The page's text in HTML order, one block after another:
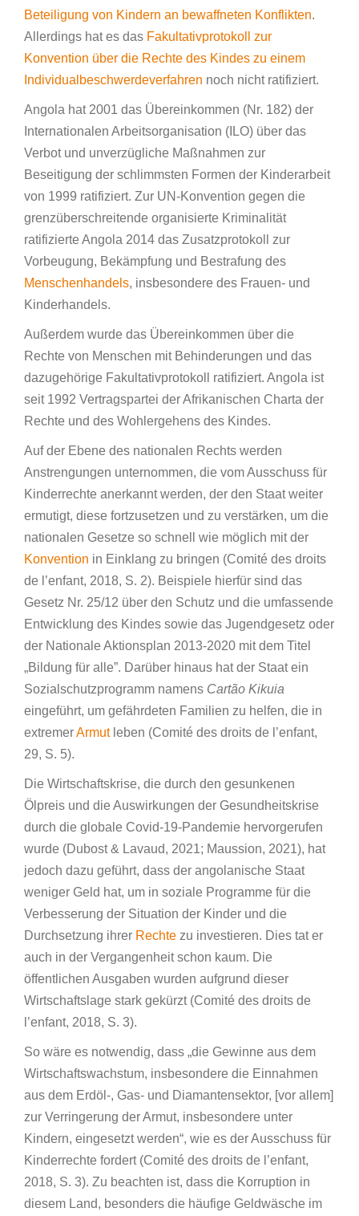
Beteiligung von Kindern an bewaffneten Konflikten.
Allerdings hat es das Fakultativprotokoll zur
Konvention über die Rechte des Kindes zu einem
Individualbeschwerdeverfahren noch nicht ratifiziert.
Angola hat 2001 das Übereinkommen (Nr. 182) der
Internationalen Arbeitsorganisation (ILO) über das
Verbot und unverzügliche Maßnahmen zur
Beseitigung der schlimmsten Formen der Kinderarbeit
von 1999 ratifiziert. Zur UN-Konvention gegen die
grenzüberschreitende organisierte Kriminalität
ratifizierte Angola 2014 das Zusatzprotokoll zur
Vorbeugung, Bekämpfung und Bestrafung des
Menschenhandels, insbesondere des Frauen- und
Kinderhandels.
Außerdem wurde das Übereinkommen über die
Rechte von Menschen mit Behinderungen und das
dazugehörige Fakultativprotokoll ratifiziert. Angola ist
seit 1992 Vertragspartei der Afrikanischen Charta der
Rechte und des Wohlergehens des Kindes.
Auf der Ebene des nationalen Rechts werden
Anstrengungen unternommen, die vom Ausschuss für
Kinderrechte anerkannt werden, der den Staat weiter
ermutigt, diese fortzusetzen und zu verstärken, um die
nationalen Gesetze so schnell wie möglich mit der
Konvention in Einklang zu bringen (Comité des droits
de l’enfant, 2018, S. 2). Beispiele hierfür sind das
Gesetz Nr. 25/12 über den Schutz und die umfassende
Entwicklung des Kindes sowie das Jugendgesetz oder
der Nationale Aktionsplan 2013-2020 mit dem Titel
„Bildung für alle”. Darüber hinaus hat der Staat ein
Sozialschutzprogramm namens Cartão Kikuia
eingeführt, um gefährdeten Familien zu helfen, die in
extremerArmutleben (Comité des droits de l’enfant,
29, S. 5).
Die Wirtschaftskrise, die durch den gesunkenen
Ölpreis und die Auswirkungen der Gesundheitskrise
durch die globale Covid-19-Pandemie hervorgerufen
wurde (Dubost & Lavaud, 2021; Maussion, 2021), hat
jedoch dazu geführt, dass der angolanische Staat
weniger Geld hat, um in soziale Programme für die
Verbesserung der Situation der Kinder und die
Durchsetzung ihrer Rechte zu investieren. Dies tat er
auch in der Vergangenheit schon kaum. Die
öffentlichen Ausgaben wurden aufgrund dieser
Wirtschaftslage stark gekürzt (Comité des droits de
l’enfant, 2018, S. 3).
So wäre es notwendig, dass „die Gewinne aus dem
Wirtschaftswachstum, insbesondere die Einnahmen
aus dem Erdöl-, Gas- und Diamantensektor, [vor allem]
zur Verringerung der Armut, insbesondere unter
Kindern, eingesetzt werden“, wie es der Ausschuss für
Kinderrechte fordert (Comité des droits de l’enfant,
2018, S. 3). Zu beachten ist, dass die Korruption in
diesem Land, besonders die häufige Geldwäsche im